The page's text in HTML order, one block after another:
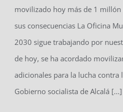
contra la
movilizado hoy más de 1
sus consecuencias La Oficina
2030 sigue trabajando por
de hoy, se ha acordado
adicionales para la lucha contra
Gobierno socialista de Alcalá [...]